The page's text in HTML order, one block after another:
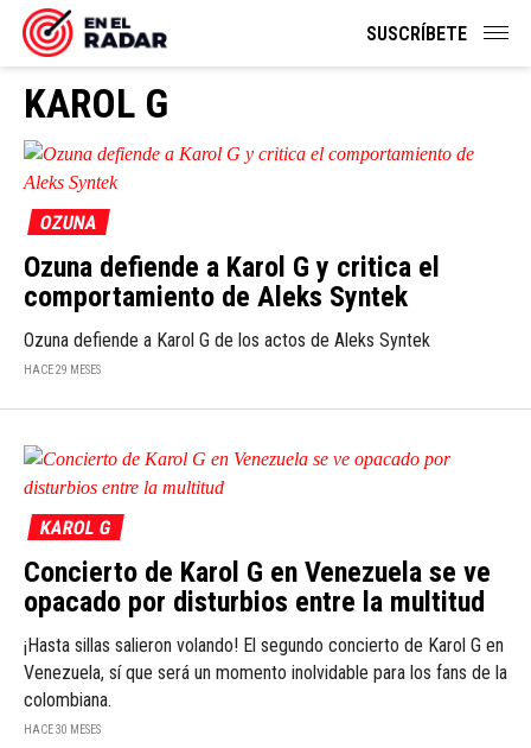
SUSCRÍBETE
KAROL G
OZUNA
Ozuna defiende a Karol G y critica el
comportamiento de Aleks Syntek
Ozuna defiende a Karol G de los actos de Aleks Syntek
HACE 29 MESES
KAROL G
Concierto de Karol G en Venezuela se ve
opacado por disturbios entre la multitud
¡Hasta sillas salieron volando! El segundo concierto de Karol G en
Venezuela, sí que será un momento inolvidable para los fans de la
colombiana.
HACE 30 MESES